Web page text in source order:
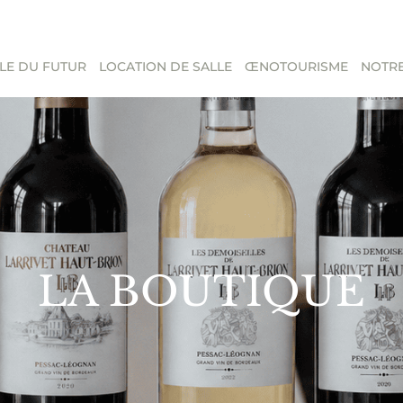
DU FUTUR LOCATION DE SALLE ŒNOTOURISME
LA BOUTIQUE